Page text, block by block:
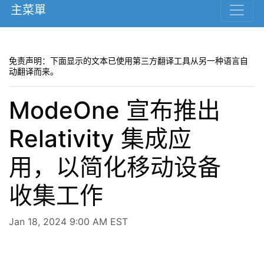
主菜單
免责声明：下面显示的文本已使用第三方翻译工具从另一种语言自
动翻译而来。
ModeOne 宣布推出
Relativity 集成应
用，以简化移动设备
收集工作
Jan 18, 2024 9:00 AM EST